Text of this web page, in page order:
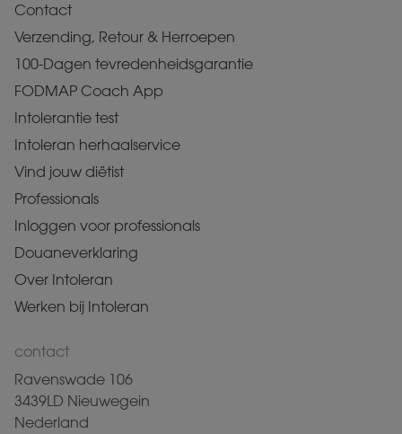
Contact
Verzending, Retour & Herroepen
100-Dagen tevredenheidsgarantie
FODMAP Coach App
Intolerantie test
Intoleran herhaalservice
Vind jouw diëtist
Professionals
Inloggen voor professionals
Douaneverklaring
Over Intoleran
Werken bij Intoleran
contact
Ravenswade 106
3439LD Nieuwegein
Nederland